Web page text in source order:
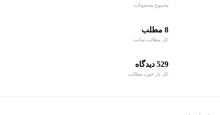
مجموع محصولات
8 مطلب
کل مطالب سایت
529 دیدگاه
کل باز خورد مطالب